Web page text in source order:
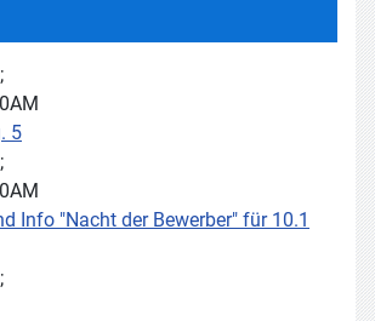
;
5
;
Info "Nacht der Bewerber" für 10.1
;